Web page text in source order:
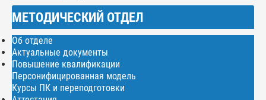
МЕТОДИЧЕСКИЙ ОТДЕЛ
Об отделе
Актуальные документы
Повышение квалификации
Персонифицированная модель
Курсы ПК и переподготовки